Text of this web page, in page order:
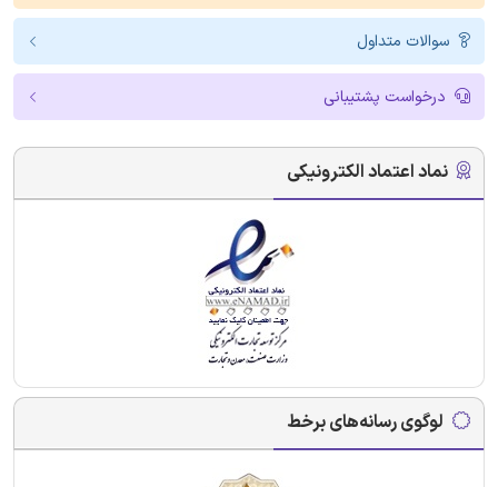
سوالات متداول
درخواست پشتیبانی
نماد اعتماد الکترونیکی
لوگوی رسانه‌های برخط